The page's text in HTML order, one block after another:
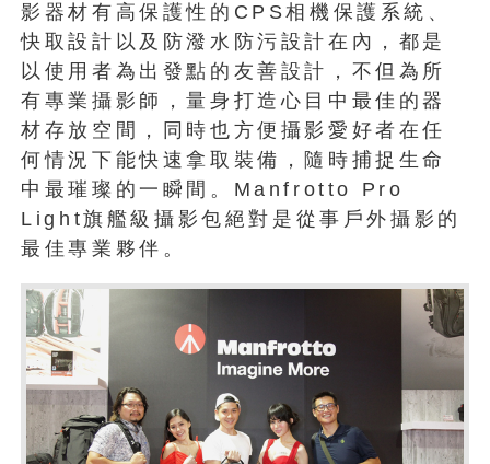
影器材有高保護性的CPS相機保護系統、
快取設計以及防潑水防污設計在內，都是
以使用者為出發點的友善設計，不但為所
有專業攝影師，量身打造心目中最佳的器
材存放空間，同時也方便攝影愛好者在任
何情況下能快速拿取裝備，隨時捕捉生命
中最璀璨的一瞬間。Manfrotto Pro
Light旗艦級攝影包絕對是從事戶外攝影的
最佳專業夥伴。